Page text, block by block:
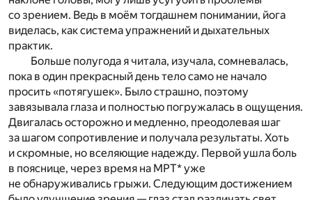
со зрением. Ведь в моём тогдашнем понимании, йога
виделась, как система упражнений и дыхательных
практик.
Больше полугода я читала, изучала, сомневалась,
пока в один прекрасный день тело само не начало
просить «потягушек». Было страшно, поэтому
завязывала глаза и полностью погружалась в ощущения.
Двигалась осторожно и медленно, преодолевая шаг
за шагом сопротивление и получала результаты. Хоть
и скромные, но вселяющие надежду. Первой ушла боль
в пояснице, через время на МРТ* уже
не обнаруживались грыжи. Следующим достижением